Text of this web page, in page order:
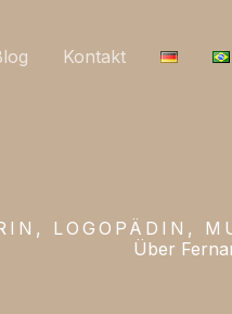
Kontakt
LOGOPÄDIN,
Über